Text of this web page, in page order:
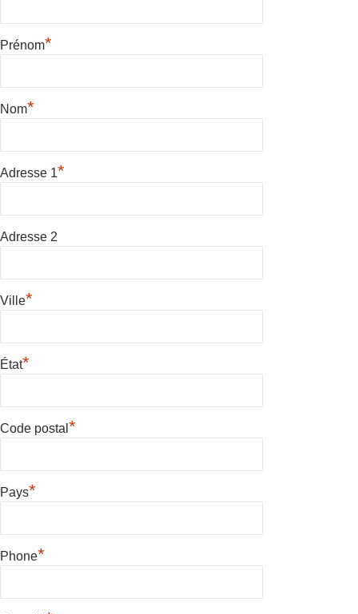
Prénom*
Nom*
Adresse 1*
Adresse 2
Ville*
État*
Code postal *
Pays*
Phone*